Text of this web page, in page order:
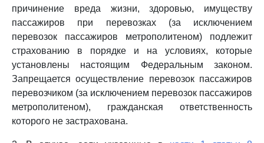
причинение вреда жизни, здоровью, имуществу
пассажиров при перевозках (за исключением
перевозок пассажиров метрополитеном) подлежит
страхованию в порядке и на условиях, которые
установлены настоящим Федеральным законом.
Запрещается осуществление перевозок пассажиров
перевозчиком (за исключением перевозок пассажиров
метрополитеном), гражданская ответственность
которого не застрахована.